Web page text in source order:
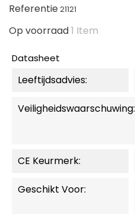
Referentie21121
Op voorraad1 Item
Datasheet
Leeftijdsadvies:
Veiligheidswaarschuwing:
CE Keurmerk:
Geschikt Voor: